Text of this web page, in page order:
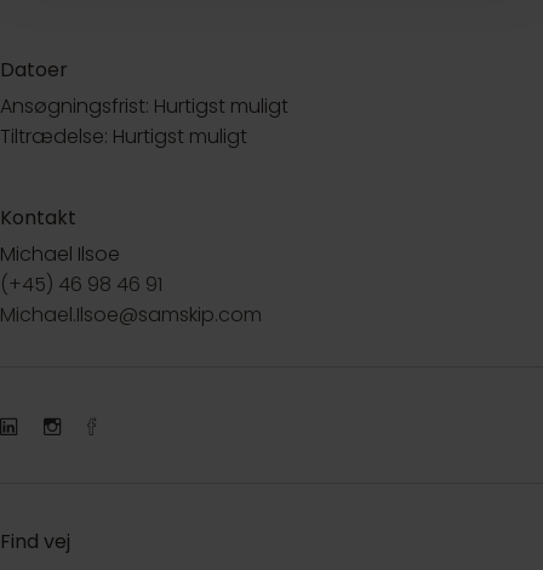
Datoer
Ansøgningsfrist: Hurtigst muligt
Tiltrædelse: Hurtigst muligt
Kontakt
Michael Ilsoe
(+45) 46 98 46 91
Michael.Ilsoe@samskip.com
Find vej